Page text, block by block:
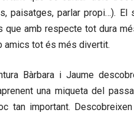
paisatges, parlar propi…). El
amb respecte tot dura
amics tot és més divertit.
Bàrbara i Jaume
una miqueta del
tan important.